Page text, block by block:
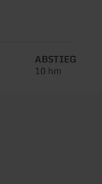
ABSTIEG
10 hm